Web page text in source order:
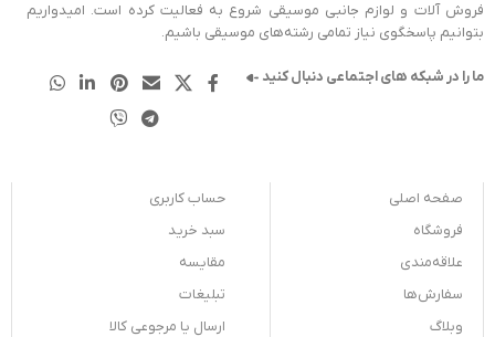
فروش آلات و لوازم جانبی موسیقی شروع به فعالیت کرده است. امیدواریم
بتوانیم پاسخگوی نیاز تمامی رشته‌های موسیقی باشیم.
ما را در شبکه های اجتماعی دنبال کنید
صفحه اصلی
فروشگاه
علاقه‌مندی
سفارش‌ها
وبلاگ
حساب کاربری
سبد خرید
مقایسه
تبلیغات
ارسال یا مرجوعی کالا